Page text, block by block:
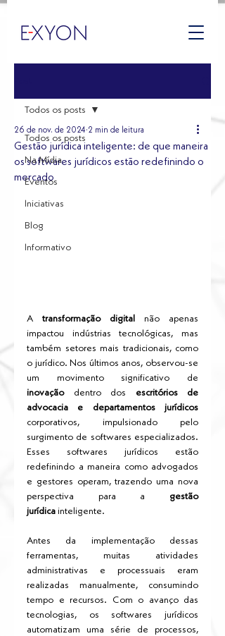
Todos os posts
Na Mídia
Eventos
Iniciativas
Blog
Informativo
Todos os posts
Gestão jurídica inteligente: de que maneira
os softwares jurídicos estão redefinindo o
mercado
26 de nov. de 2024 2 min de leitura
A transformação digital
não apenas
impactou indústrias tecnológicas, mas
também setores mais tradicionais, como
o jurídico. Nos últimos anos, observou-se
inovação dentro dos
escritórios de
corporativos, impulsionado pelo
surgimento de softwares especializados.
Esses softwares jurídicos estão
redefinindo a maneira como advogados
e gestores operam, trazendo uma nova
perspectiva para a gestão
jurídica inteligente.
Antes da implementação dessas
ferramentas, muitas atividades
administrativas e processuais eram
realizadas manualmente, consumindo
tempo e recursos. Com o avanço das
tecnologias, os softwares jurídicos
automatizam uma série de processos,